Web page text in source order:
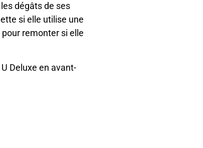
dégâts de ses
si elle utilise une
remonter si elle
Deluxe en avant-